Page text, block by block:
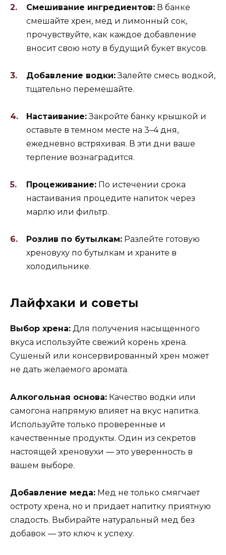
Смешивание ингредиентов: В банке
смешайте хрен, мед и лимонный сок,
прочувствуйте, как каждое добавление
вносит свою ноту в будущий букет вкусов.
Добавление водки:Залейте смесь водкой,
тщательно перемешайте.
Настаивание:Закройте банку крышкой и
оставьте в темном месте на 3–4 дня,
ежедневно встряхивая. В эти дни ваше
терпение вознаградится.
Процеживание: По истечении срока
настаивания процедите напиток через
марлю или фильтр.
Розлив по бутылкам: Разлейте готовую
хреновуху по бутылкам и храните в
холодильнике.
Лайфхаки и советы
Выбор хрена: Для получения насыщенного
вкуса используйте свежий корень хрена.
Сушеный или консервированный хрен может
не дать желаемого аромата.
Алкогольная основа: Качество водки или
самогона напрямую влияет на вкус напитка.
Используйте только проверенные и
качественные продукты. Один из секретов
настоящей хреновухи — это уверенность в
вашем выборе.
Добавление меда: Мед не только смягчает
остроту хрена, но и придает напитку приятную
сладость. Выбирайте натуральный мед без
добавок — это ключ к успеху.